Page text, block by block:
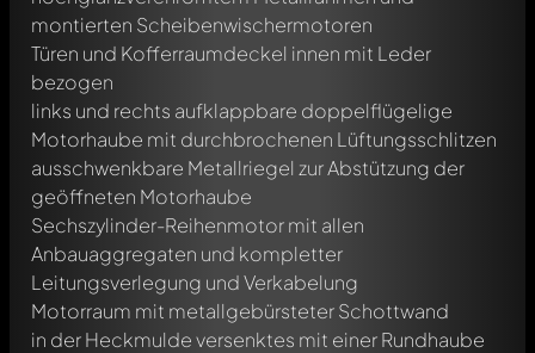
montierten Scheibenwischermotoren
Türen und Kofferraumdeckel innen mit Leder
bezogen
links und rechts aufklappbare doppelflügelige
Motorhaube mit durchbrochenen Lüftungsschlitzen
ausschwenkbare Metallriegel zur Abstützung der
geöffneten Motorhaube
Sechszylinder-Reihenmotor mit allen
Anbauaggregaten und kompletter
Leitungsverlegung und Verkabelung
Motorraum mit metallgebürsteter Schottwand
in der Heckmulde versenktes mit einer Rundhaube